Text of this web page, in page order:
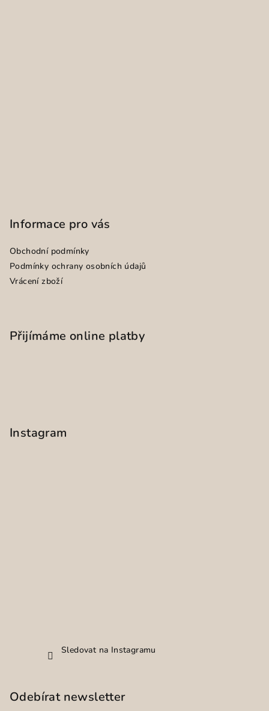
Informace pro vás
Obchodní podmínky
Podmínky ochrany osobních údajů
Vrácení zboží
Přijímáme online platby
Instagram
Sledovat na Instagramu
Odebírat newsletter